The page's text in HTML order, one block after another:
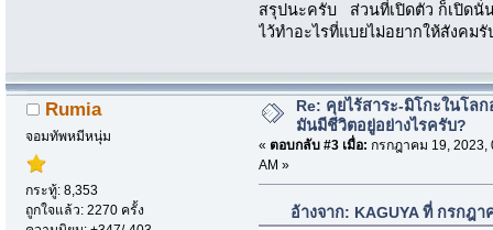
สรุปนะครับ ส่วนที่เปิดตัว ก็เปิดนั่
ไว้ทำอะไรที่แบยไม่อยากให้สังคมรั
Rumia
จอมทัพหมีหนุ่ม
กระทู้: 8,353
ถูกใจแล้ว: 2270 ครั้ง
Re: คุยไร้สาระ-มิโกะในโลก
มันมีชีวิตอยู่อย่างไรครับ?
« ตอบกลับ #3 เมื่อ: กรกฎาคม 19, 2023,
AM »
อ้างจาก: KAGUYA ที่ กรกฎ